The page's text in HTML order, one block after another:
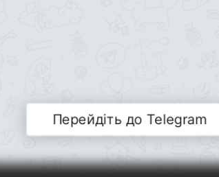
Перейдіть до Telegram